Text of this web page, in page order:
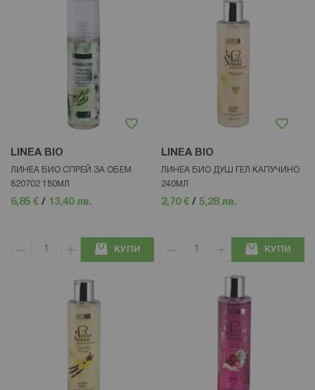
LINEA BIO
ЛИНЕА БИО СПРЕЙ ЗА ОБЕМ
820702 180МЛ
6,85 € / 13,40 лв.
КУПИ
LINEA BIO
ЛИНЕА БИО ДУШ ГЕЛ КАПУЧИНО
240МЛ
2,70 € / 5,28 лв.
КУПИ